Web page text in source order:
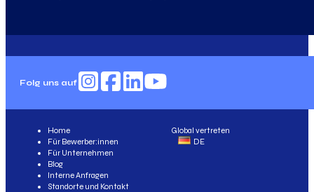
Folg uns auf
Global vertreten
DE
Home
Für Bewerber:innen
Für Unternehmen
Blog
Interne Anfragen
Standorte und Kontakt